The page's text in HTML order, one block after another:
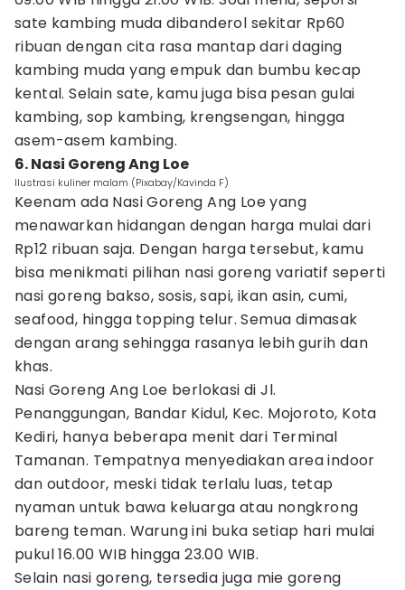
sate kambing muda dibanderol sekitar Rp60
ribuan dengan cita rasa mantap dari daging
kambing muda yang empuk dan bumbu kecap
kental. Selain sate, kamu juga bisa pesan gulai
kambing, sop kambing, krengsengan, hingga
asem-asem kambing.
6. Nasi Goreng Ang Loe
Ilustrasi kuliner malam (Pixabay/Kavinda F)
Keenam ada Nasi Goreng Ang Loe yang
menawarkan hidangan dengan harga mulai dari
Rp12 ribuan saja. Dengan harga tersebut, kamu
bisa menikmati pilihan nasi goreng variatif seperti
nasi goreng bakso, sosis, sapi, ikan asin, cumi,
seafood, hingga topping telur. Semua dimasak
dengan arang sehingga rasanya lebih gurih dan
khas.
Nasi Goreng Ang Loe berlokasi di Jl.
Penanggungan, Bandar Kidul, Kec. Mojoroto, Kota
Kediri, hanya beberapa menit dari Terminal
Tamanan. Tempatnya menyediakan area indoor
dan outdoor, meski tidak terlalu luas, tetap
nyaman untuk bawa keluarga atau nongkrong
bareng teman. Warung ini buka setiap hari mulai
pukul 16.00 WIB hingga 23.00 WIB.
Selain nasi goreng, tersedia juga mie goreng